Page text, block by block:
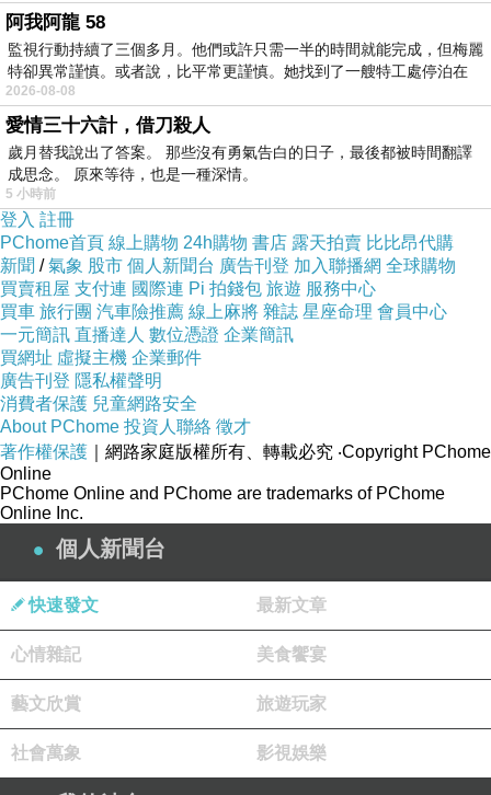
蔬菜盤也不讓人失望，不過有時是進口高麗菜，個人不愛
他們家讓我推的另一原因是湯頭，吃了不會讓人覺得有負
擔，少數讓我喜歡的湯頭
阿我阿龍 58
監視行動持續了三個多月。他們或許只需一半的時間就能完成，但梅麗
特卻異常謹慎。或者說，比平常更謹慎。她找到了一艘特工處停泊在
2026-08-08
愛情三十六計，借刀殺人
歲月替我說出了答案。 那些沒有勇氣告白的日子，最後都被時間翻譯
成思念。 原來等待，也是一種深情。
5 小時前
登入 註冊
PChome首頁 線上購物 24h購物 書店 露天拍賣 比比昂代購
新聞 /氣象 股市 個人新聞台 廣告刊登 加入聯播網 全球購物
買賣租屋 支付連 國際連 Pi 拍錢包 旅遊 服務中心
買車 旅行團 汽車險推薦 線上麻將 雜誌 星座命理 會員中心
一元簡訊 直播達人 數位憑證 企業簡訊
買網址 虛擬主機 企業郵件
廣告刊登 隱私權聲明
消費者保護 兒童網路安全
About PChome 投資人聯絡 徵才
著作權保護 ｜網路家庭版權所有、轉載必究 ‧Copyright PChome
Online
PChome Online and PChome are trademarks of PChome
Online Inc.
個人新聞台
快速發文 最新文章
心情雜記 美食饗宴
藝文欣賞 旅遊玩家
社會萬象 影視娛樂